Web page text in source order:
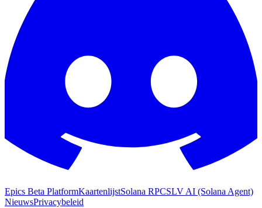
Epics Beta PlatformKaartenlijstSolana RPCSLV AI (Solana Agent)
NieuwsPrivacybeleid